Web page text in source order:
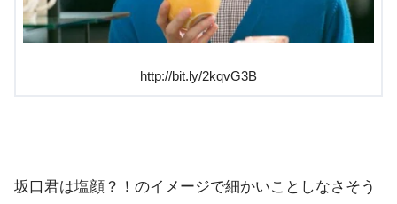
http://bit.ly/2kqvG3B
坂口君は塩顔？！のイメージで細かいことしなさそう